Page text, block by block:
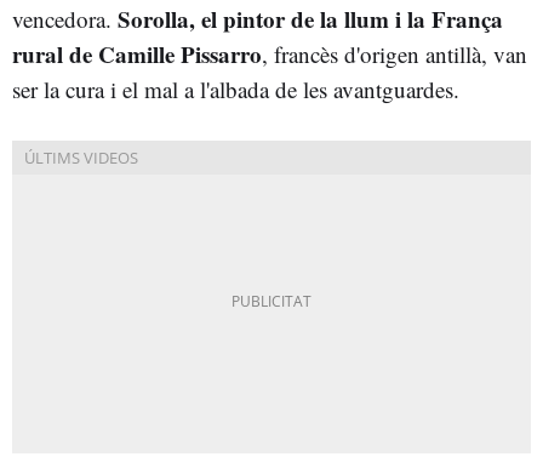
vencedora. Sorolla, el pintor de la llum i la França
rural de Camille Pissarro, francès d'origen antillà, van
ser la cura i el mal a l'albada de les avantguardes.